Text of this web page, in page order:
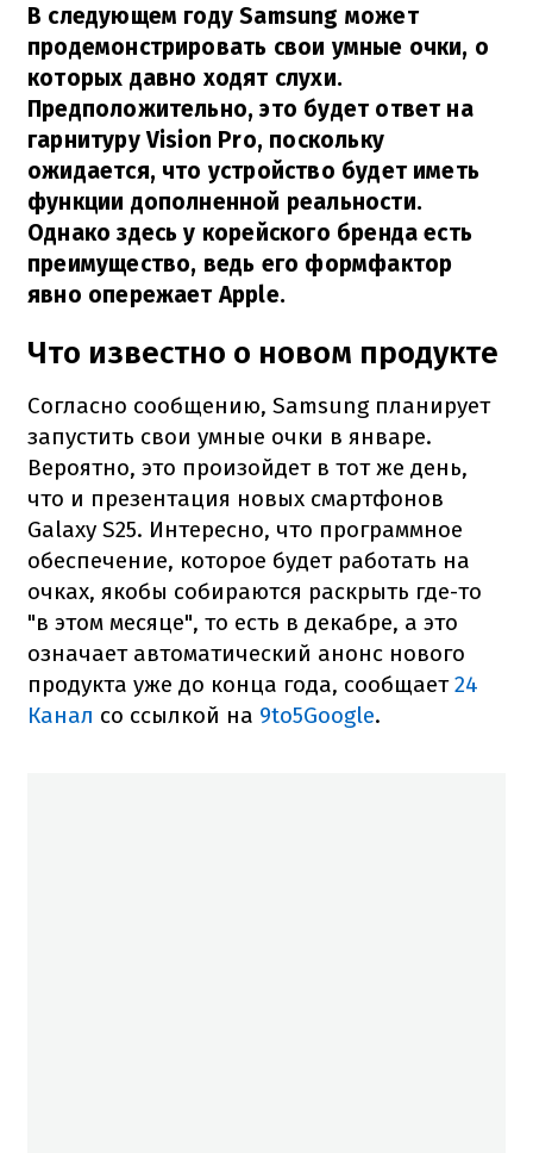
В следующем году Samsung может
продемонстрировать свои умные очки, о
которых давно ходят слухи.
Предположительно, это будет ответ на
гарнитуру Vision Pro, поскольку
ожидается, что устройство будет иметь
функции дополненной реальности.
Однако здесь у корейского бренда есть
преимущество, ведь его формфактор
явно опережает Apple.
Что известно о новом продукте
Согласно сообщению, Samsung планирует
запустить свои умные очки в январе.
Вероятно, это произойдет в тот же день,
что и презентация новых смартфонов
Galaxy S25. Интересно, что программное
обеспечение, которое будет работать на
очках, якобы собираются раскрыть где-то
"в этом месяце", то есть в декабре, а это
означает автоматический анонс нового
продукта уже до конца года, сообщает24
Канал со ссылкой на 9to5Google.